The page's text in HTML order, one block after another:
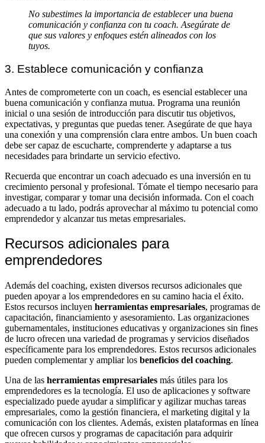
No subestimes la importancia de establecer una buena
comunicación y confianza con tu coach. Asegúrate de
que sus valores y enfoques estén alineados con los
tuyos.
3. Establece comunicación y confianza
Antes de comprometerte con un coach, es esencial establecer una
buena comunicación y confianza mutua. Programa una reunión
inicial o una sesión de introducción para discutir tus objetivos,
expectativas, y preguntas que puedas tener. Asegúrate de que haya
una conexión y una comprensión clara entre ambos. Un buen coach
debe ser capaz de escucharte, comprenderte y adaptarse a tus
necesidades para brindarte un servicio efectivo.
Recuerda que encontrar un coach adecuado es una inversión en tu
crecimiento personal y profesional. Tómate el tiempo necesario para
investigar, comparar y tomar una decisión informada. Con el coach
adecuado a tu lado, podrás aprovechar al máximo tu potencial como
emprendedor y alcanzar tus metas empresariales.
Recursos adicionales para
emprendedores
Además del coaching, existen diversos recursos adicionales que
pueden apoyar a los emprendedores en su camino hacia el éxito.
Estos recursos incluyen herramientas empresariales, programas de
capacitación, financiamiento y asesoramiento. Las organizaciones
gubernamentales, instituciones educativas y organizaciones sin fines
de lucro ofrecen una variedad de programas y servicios diseñados
específicamente para los emprendedores. Estos recursos adicionales
pueden complementar y ampliar los beneficios del coaching.
Una de las herramientas empresariales más útiles para los
emprendedores es la tecnología. El uso de aplicaciones y software
especializado puede ayudar a simplificar y agilizar muchas tareas
empresariales, como la gestión financiera, el marketing digital y la
comunicación con los clientes. Además, existen plataformas en línea
que ofrecen cursos y programas de capacitación para adquirir